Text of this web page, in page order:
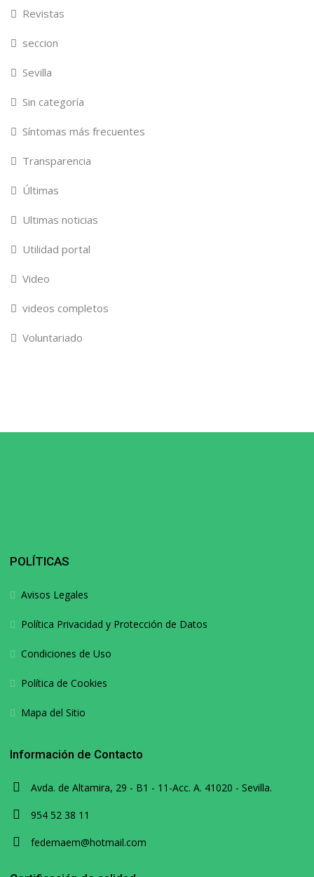
Revistas
seccion
Sevilla
Sin categoría
Síntomas más frecuentes
Transparencia
Últimas
Ultimas noticias
Utilidad portal
Video
videos completos
Voluntariado
POLÍTICAS
Avisos Legales
Política Privacidad y Protección de Datos
Condiciones de Uso
Política de Cookies
Mapa del Sitio
Información de Contacto
Avda. de Altamira, 29 - B1 - 11-Acc. A. 41020 - Sevilla.
954 52 38 11
fedemaem@hotmail.com